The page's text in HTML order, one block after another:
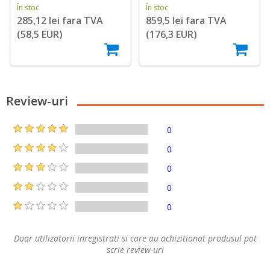
În stoc
285,12 lei fara TVA
(58,5 EUR)
În stoc
859,5 lei fara TVA
(176,3 EUR)
Review-uri
0
0
0
0
0
Doar utilizatorii inregistrati si care au achizitionat produsul pot
scrie review-uri